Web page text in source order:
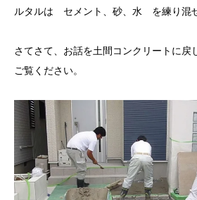
ルタルは セメント、砂、水 を練り混ぜ
さてさて、お話を土間コンクリートに戻
ご覧ください。